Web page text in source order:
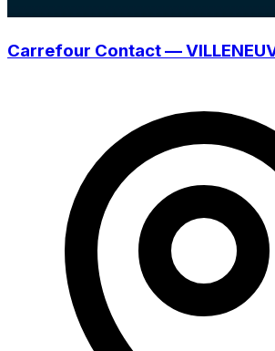
Carrefour Contact —